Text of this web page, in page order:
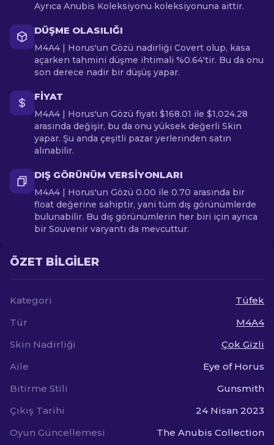
Ayrıca Anubis Koleksiyonu koleksiyonuna aittir.
DÜŞME OLASILIĞI
M4A4 | Horus'un Gözü nadirliği Covert olup, kasa
açarken tahmini düşme ihtimali %0.64'tir. Bu da onu
son derece nadir bir düşüş yapar.
FIYAT
M4A4 | Horus'un Gözü fiyatı $168.01 ile $1,024.28
arasında değişir, bu da onu yüksek değerli Skin
yapar. Şu anda çeşitli pazar yerlerinden satın
alınabilir.
DIŞ GÖRÜNÜM VERSIYONLARI
M4A4 | Horus'un Gözü 0.00 ile 0.70 arasında bir
float değerine sahiptir, yani tüm dış görünümlerde
bulunabilir. Bu dış görünümlerin her biri için ayrıca
bir Souvenir varyantı da mevcuttur.
ÖZET BILGILER
Kategori
Tüfek
Tür
M4A4
Skin Nadirliği
Çok Gizli
Aile
Eye of Horus
Bitirme Stili
Gunsmith
Çıkış Tarihi
24 Nisan 2023
Oyun Güncellemesi
The Anubis Collection